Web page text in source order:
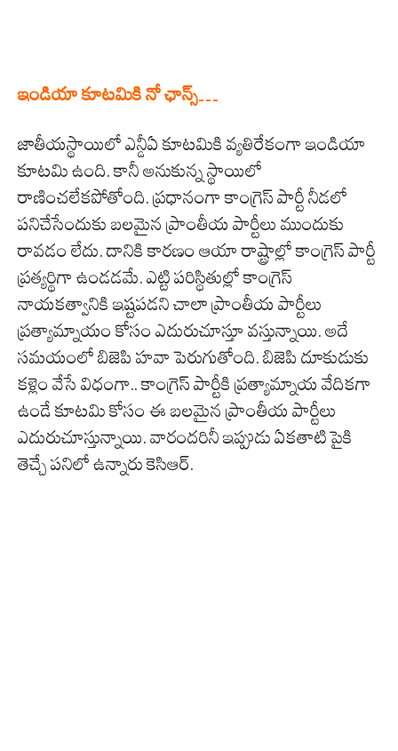
ఇండియా కూటమికి నో ఛాన్స్…
జాతీయస్థాయిలో ఎన్డీఏ కూటమికి వ్యతిరేకంగా ఇండియా
కూటమి ఉంది. కానీ అనుకున్న స్థాయిలో
రాణించలేకపోతోంది. ప్రధానంగా కాంగ్రెస్ పార్టీ నీడలో
పనిచేసేందుకు బలమైన ప్రాంతీయ పార్టీలు ముందుకు
రావడం లేదు. దానికి కారణం ఆయా రాష్ట్రాల్లో కాంగ్రెస్ పార్టీ
ప్రత్యర్థిగా ఉండడమే. ఎట్టి పరిస్థితుల్లో కాంగ్రెస్
నాయకత్వానికి ఇష్టపడని చాలా ప్రాంతీయ పార్టీలు
ప్రత్యామ్నాయం కోసం ఎదురుచూస్తూ వస్తున్నాయి. అదే
సమయంలో బిజెపి హవా పెరుగుతోంది. బిజెపి దూకుడుకు
కళ్లెం వేసే విధంగా.. కాంగ్రెస్ పార్టీకి ప్రత్యామ్నాయ వేదికగా
ఉండే కూటమి కోసం ఈ బలమైన ప్రాంతీయ పార్టీలు
ఎదురుచూస్తున్నాయి. వారందరినీ ఇప్పుడు ఏకతాటి పైకి
తెచ్చే పనిలో ఉన్నారు కెసిఆర్.